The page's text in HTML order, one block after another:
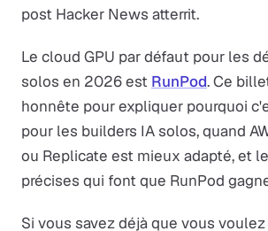
post Hacker News atterrit.
Le cloud GPU par défaut pour les
solos en 2026 est RunPod. Ce
honnête pour expliquer pourquoi
pour les builders IA solos, quand
ou Replicate est mieux adapté, et
précises qui font que RunPod
Si vous savez déjà que vous